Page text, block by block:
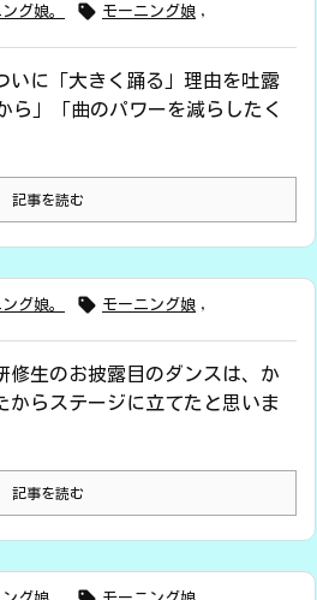
グ娘。  モーニング娘 ,
いに「大きく踊る」理由を吐露
ら」「曲のパワーを減らしたく
記事を読む
グ娘。  モーニング娘 ,
修生のお披露目のダンスは、か
からステージに立てたと思いま
記事を読む